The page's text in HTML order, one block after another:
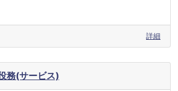
詳細
務(サービス)